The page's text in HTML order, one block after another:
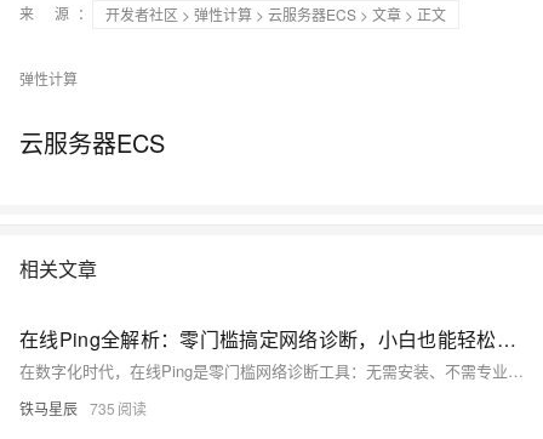
来 源：
开发者社区 > 弹性计算 > 云服务器ECS > 文章 > 正文
弹性计算
云服务器ECS
相关文章
在线Ping全解析：零门槛搞定网络诊断，小白也能轻松上手
在数字化时代，在线Ping是零门槛网络诊断工具：无需安装、不需专业知识，浏览器输入网址即可秒测延迟与丢包。依托多节点云端探测，支持ICMP/TCP/Pv6，兼具可视化报告与DNS、Traceroute等拓展功能，助力个人排障与企业运维，让网络健康一目了然。（239字）
铁马星辰 735